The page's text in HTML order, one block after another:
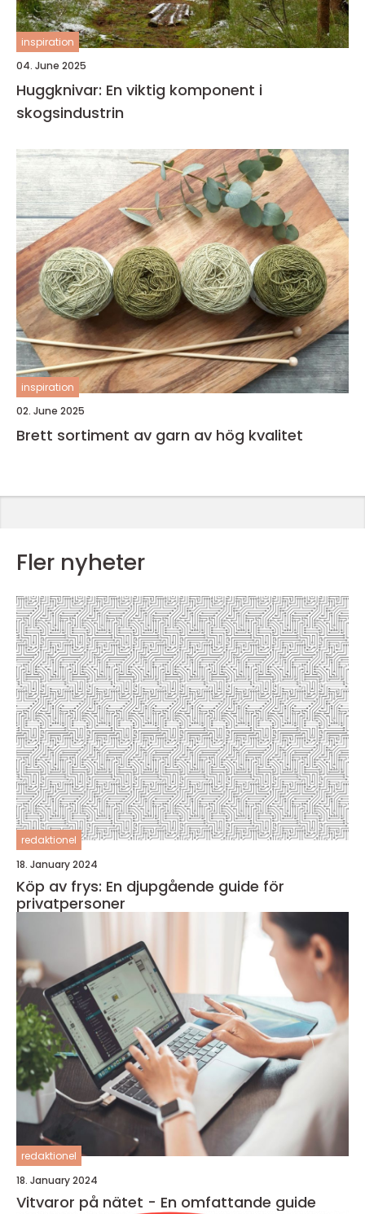
inspiration
04. June 2025
Huggknivar: En viktig komponent i
skogsindustrin
inspiration
02. June 2025
Brett sortiment av garn av hög kvalitet
Fler nyheter
redaktionel
18. January 2024
Köp av frys: En djupgående guide för
privatpersoner
redaktionel
18. January 2024
Vitvaror på nätet - En omfattande guide